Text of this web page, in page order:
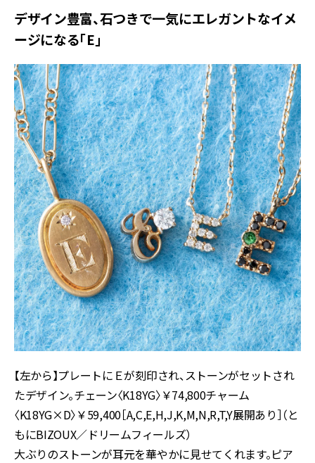
デザイン豊富、石つきで一気にエレガントなイメ
ージになる「E」
【左から】プレートにＥが刻印され、ストーンがセットされ
たデザイン。チェーン〈K18YG〉￥74,800チャーム
〈K18YG×D〉￥59,400［A,C,E,H,J,K,M,N,R,T,Y展開あり］（と
もにBIZOUX／ドリームフィールズ）
大ぶりのストーンが耳元を華やかに見せてくれます。ピア